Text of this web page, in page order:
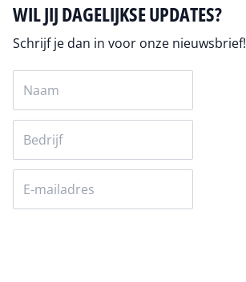
WIL JIJ DAGELIJKSE UPDATES?
Schrijf je dan in voor onze nieuwsbrief!